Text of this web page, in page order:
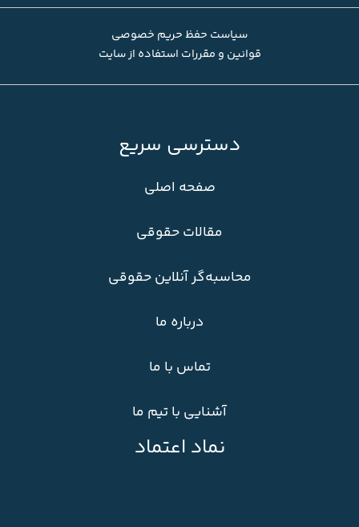
سیاست حفظ حریم خصوصی
قوانین و مقررات استفاده از سایت
دسترسی سریع
صفحه اصلی
مقالات حقوقی
محاسبه‌گر آنلاین حقوقی
درباره ما
تماس با ما
آشنایی با تیم ما
نماد اعتماد